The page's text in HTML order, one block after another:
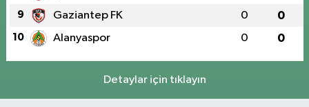
9 Gaziantep FK 0 0
10 Alanyaspor 0 0
Detaylar için tıklayın